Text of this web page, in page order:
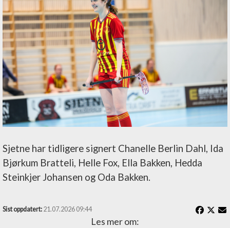
Sjetne har tidligere signert Chanelle Berlin Dahl, Ida
Bjørkum Bratteli, Helle Fox, Ella Bakken, Hedda
Steinkjer Johansen og Oda Bakken.
Sist oppdatert: 21.07.2026 09:44
Les mer om: